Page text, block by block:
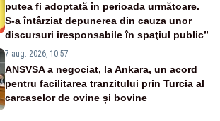
putea fi adoptată în perioada următoare.
S-a întârziat depunerea din cauza unor
discursuri iresponsabile în spaţiul public”
7 aug. 2026, 10:57
ANSVSA a negociat, la Ankara, un acord
pentru facilitarea tranzitului prin Turcia al
carcaselor de ovine și bovine